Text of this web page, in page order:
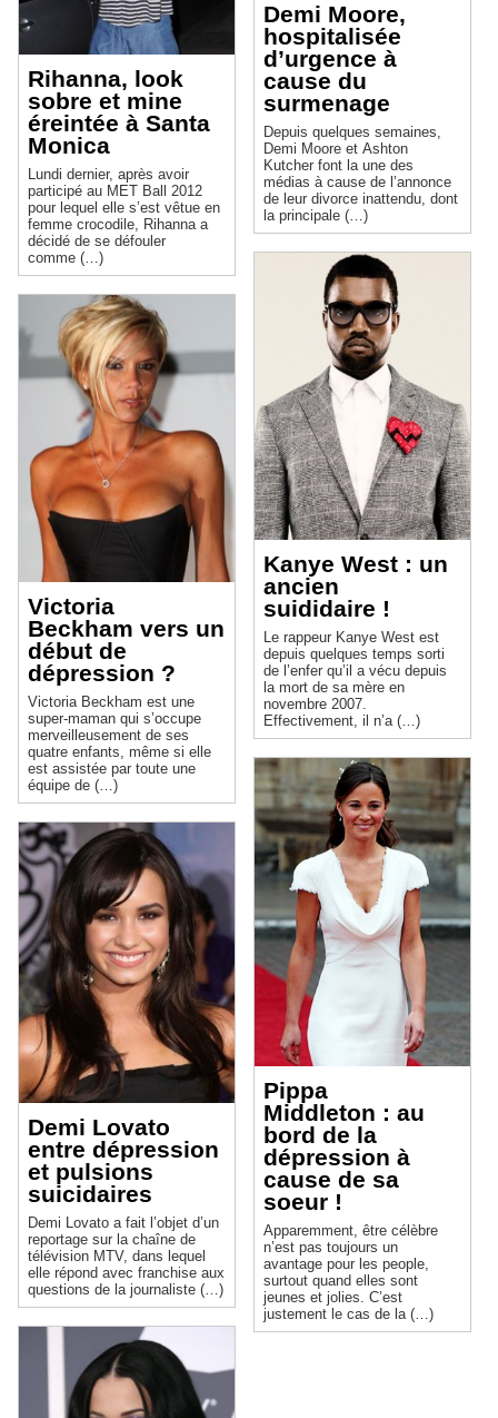
Rihanna, look
sobre et mine
éreintée à Santa
Monica
Lundi dernier, après avoir
participé au MET Ball 2012
pour lequel elle s’est vêtue en
femme crocodile, Rihanna a
décidé de se défouler
comme (…)
Victoria
Beckham vers un
début de
dépression ?
Victoria Beckham est une
super-maman qui s’occupe
merveilleusement de ses
quatre enfants, même si elle
est assistée par toute une
équipe de (…)
Demi Lovato
entre dépression
et pulsions
suicidaires
Demi Lovato a fait l’objet d’un
reportage sur la chaîne de
télévision MTV, dans lequel
elle répond avec franchise aux
questions de la journaliste (…)
Demi Moore,
hospitalisée
d’urgence à
cause du
surmenage
Depuis quelques semaines,
Demi Moore et Ashton
Kutcher font la une des
médias à cause de l’annonce
de leur divorce inattendu, dont
la principale (…)
Kanye West : un
ancien
suididaire !
Le rappeur Kanye West est
depuis quelques temps sorti
de l’enfer qu’il a vécu depuis
la mort de sa mère en
novembre 2007.
Effectivement, il n’a (…)
Pippa
Middleton : au
bord de la
dépression à
cause de sa
soeur !
Apparemment, être célèbre
n’est pas toujours un
avantage pour les people,
surtout quand elles sont
jeunes et jolies. C’est
justement le cas de la (…)